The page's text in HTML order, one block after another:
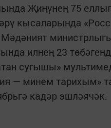
Җиңүнең 75
кысаларында
илнең 23
сугышы»
— минем тарихым»
кадәр эшләячәк.